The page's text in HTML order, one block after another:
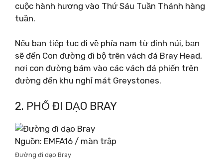
cuộc hành hương vào Thứ Sáu Tuần Thánh hàng
tuần.
Nếu bạn tiếp tục đi về phía nam từ đỉnh núi, bạn
sẽ đến Con đường đi bộ trên vách đá Bray Head,
nơi con đường bám vào các vách đá phiến trên
đường đến khu nghỉ mát Greystones.
2. PHỐ ĐI DẠO BRAY
Nguồn: EMFA16 / màn trập
Đường đi dạo Bray